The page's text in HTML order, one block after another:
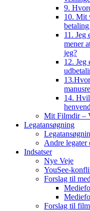
9.
10. Mit
11. Jeg
mener
jeg?
12. Jeg
14.
Mit Filmdir –
Legatansøgning
Andre legater
Indsatser
Nye Veje
YouSee-
Forslag til
Forslag til